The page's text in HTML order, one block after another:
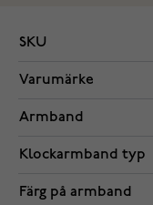
SKU
Varumärke
Armband
Klockarmband typ
Färg på armband